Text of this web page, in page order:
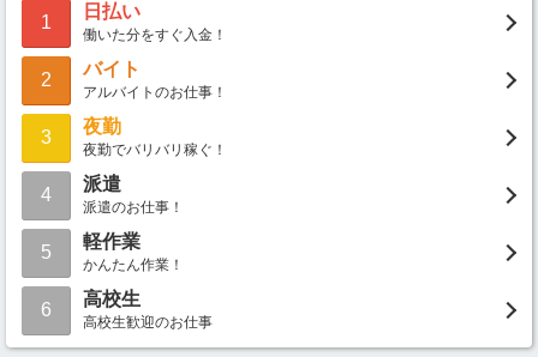
1
日払い
働いた分をすぐ入金！
2
バイト
アルバイトのお仕事！
3
夜勤
夜勤でバリバリ稼ぐ！
4
派遣
派遣のお仕事！
5
軽作業
かんたん作業！
6
高校生
高校生歓迎のお仕事